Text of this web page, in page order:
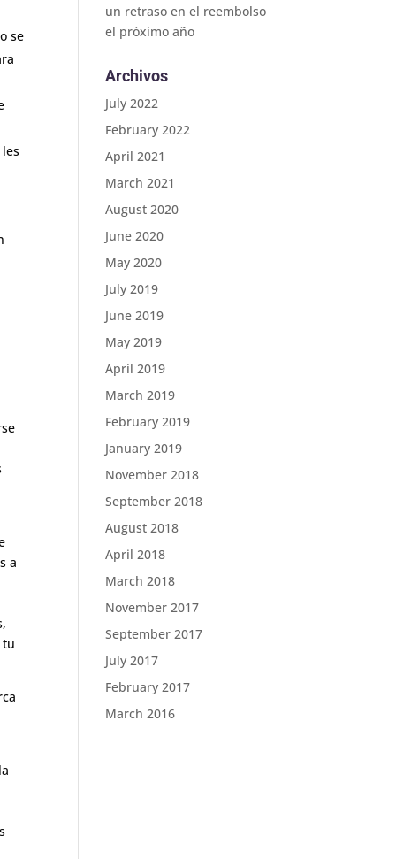
se
a
tu
un retraso en el reembolso
el próximo año
Archivos
July 2022
February 2022
April 2021
March 2021
August 2020
June 2020
May 2020
July 2019
June 2019
May 2019
April 2019
March 2019
February 2019
January 2019
November 2018
September 2018
August 2018
April 2018
March 2018
November 2017
September 2017
July 2017
February 2017
March 2016